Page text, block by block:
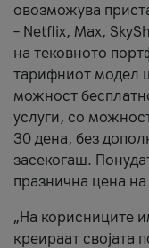
овозможува
– Netflix, Max,
на тековното
тарифниот модел
можност
услуги, со
30 дена, без
засекогаш.
празнична цена
„На корисниците
креираат својата